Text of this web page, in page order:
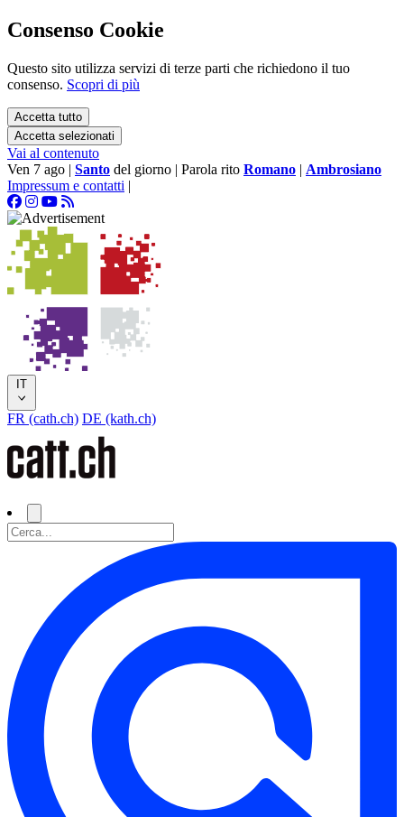
Consenso Cookie
Questo sito utilizza servizi di terze parti che richiedono il tuo
consenso. Scopri di più
Accetta tutto
Accetta selezionati
Vai al contenuto
Ven 7 ago | Santo del giorno | Parola rito Romano | Ambrosiano
Impressum e contatti |
IT
FR (cath.ch) DE (kath.ch)